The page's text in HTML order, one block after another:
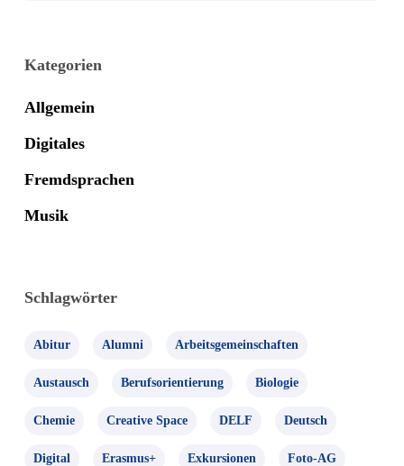
Kategorien
Allgemein
Digitales
Fremdsprachen
Musik
Schlagwörter
Abitur Alumni Arbeitsgemeinschaften
Austausch Berufsorientierung Biologie
Chemie Creative Space DELF Deutsch
Digital Erasmus+ Exkursionen Foto-AG